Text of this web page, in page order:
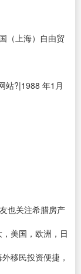
（上海）自由贸
站?|1988 年1月
也关注希腊房产
美国，欧洲，日
移民投资便捷，